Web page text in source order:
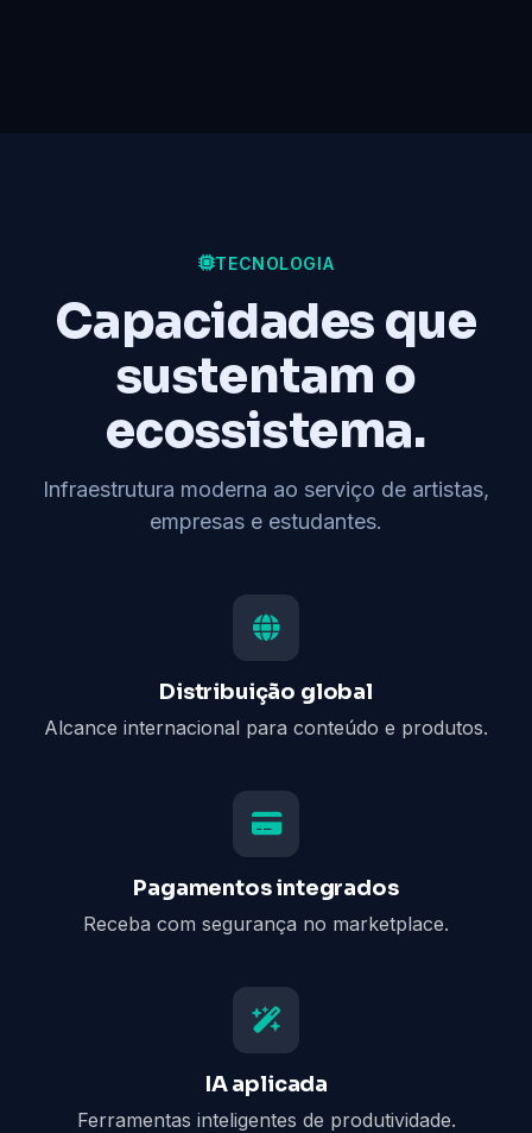
TECNOLOGIA
Capacidades que
sustentam o
ecossistema.
Infraestrutura moderna ao serviço de artistas,
empresas e estudantes.
Distribuição global
Alcance internacional para conteúdo e produtos.
Pagamentos integrados
Receba com segurança no marketplace.
IA aplicada
Ferramentas inteligentes de produtividade.